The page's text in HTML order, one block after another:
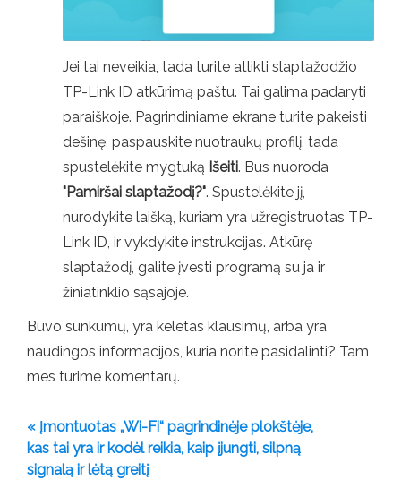
Jei tai neveikia, tada turite atlikti slaptažodžio
TP-Link ID atkūrimą paštu. Tai galima padaryti
paraiškoje. Pagrindiniame ekrane turite pakeisti
dešinę, paspauskite nuotraukų profilį, tada
spustelėkite mygtuką Išeiti. Bus nuoroda
"Pamiršai slaptažodį?". Spustelėkite jį,
nurodykite laišką, kuriam yra užregistruotas TP-
Link ID, ir vykdykite instrukcijas. Atkūrę
slaptažodį, galite įvesti programą su ja ir
žiniatinklio sąsajoje.
Buvo sunkumų, yra keletas klausimų, arba yra
naudingos informacijos, kuria norite pasidalinti? Tam
mes turime komentarų.
« Įmontuotas „Wi-Fi“ pagrindinėje plokštėje,
kas tai yra ir kodėl reikia, kaip įjungti, silpną
signalą ir lėtą greitį